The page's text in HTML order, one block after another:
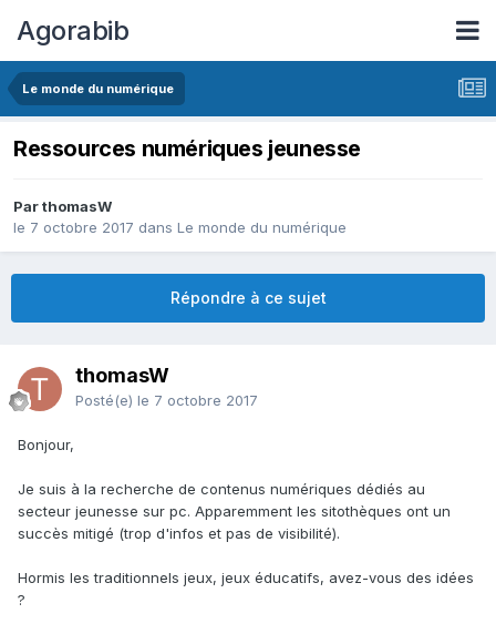
Agorabib
Le monde du numérique
Ressources numériques jeunesse
Par thomasW
le 7 octobre 2017 dans Le monde du numérique
Répondre à ce sujet
thomasW
Posté(e) le 7 octobre 2017
Bonjour,
Je suis à la recherche de contenus numériques dédiés au
secteur jeunesse sur pc. Apparemment les sitothèques ont un
succès mitigé (trop d'infos et pas de visibilité).
Hormis les traditionnels jeux, jeux éducatifs, avez-vous des idées
?